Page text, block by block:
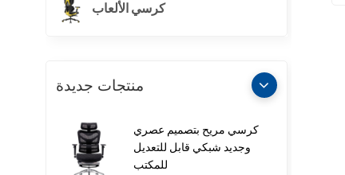
كرسي الألعاب
منتجات جديدة
كرسي مريح بتصميم عصري
وجديد شبكي قابل للتعديل
للمكتب